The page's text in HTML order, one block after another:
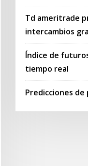
Td ameritrade
intercambios
Índice de
tiempo real
Predicciones de